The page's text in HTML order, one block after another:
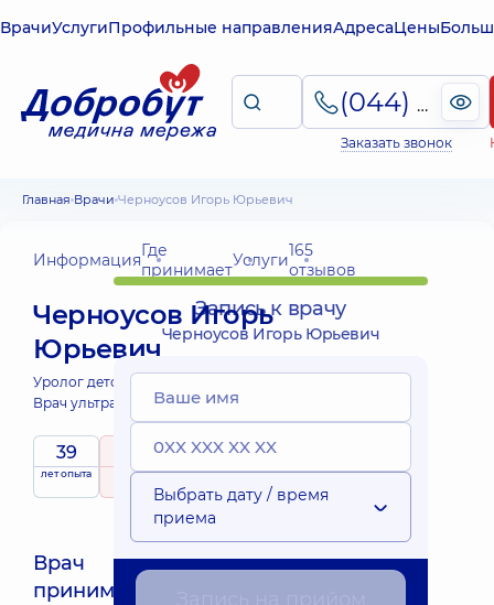
ВрачиУслугиПрофильные направленияАдресаЦены
(044) 495-2-888
Заказать звонок
Главная Врачи Черноусов Игорь Юрьевич
ИнформацияГде
принимаетУслуги165
отзывов
Черноусов Игорь
Юрьевич
Уролог детский;
Врач ультразвуковой диагностики;
39
лет опыта
5 / 5
рейтингна основе
165 отзывов
принимает
детей
Врач
принимает
Запись к врачу
Черноусов Игорь Юрьевич
Выбрать дату / время
приема